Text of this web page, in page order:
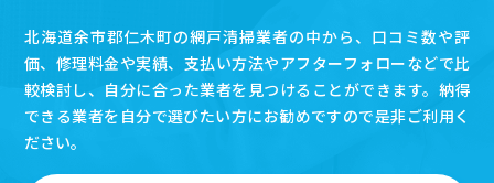
北海道余市郡仁木町の網戸清掃業者の中から、口コミ数や評
価、修理料金や実績、支払い方法やアフターフォローなどで比
較検討し、自分に合った業者を見つけることができます。納得
できる業者を自分で選びたい方にお勧めですので是非ご利用く
ださい。